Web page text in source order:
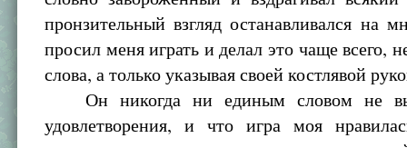
пронзительный взгляд останавливался на
просил меня играть и делал это чаще всего,
слова, а только указывая своей костлявой
Он никогда ни единым словом не
удовлетворения, и что игра моя